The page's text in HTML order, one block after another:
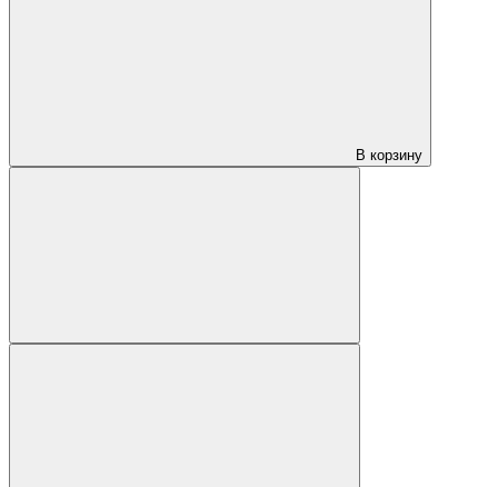
В корзину